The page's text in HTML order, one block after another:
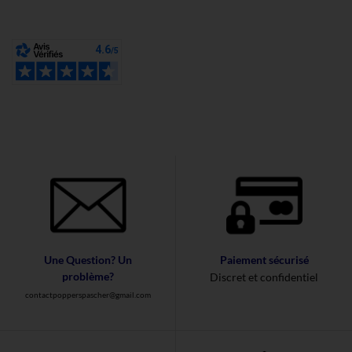
Une Question? Un
problème?
contactpopperspascher@gmail.com
Paiement sécurisé
Discret et confidentiel